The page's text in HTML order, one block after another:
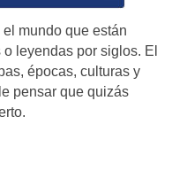
mundo que están
leyendas por siglos. El
épocas, culturas y
pensar que quizás